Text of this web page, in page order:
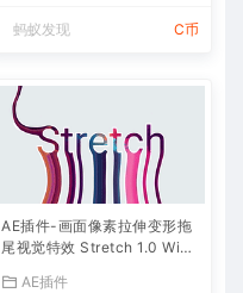
蚂蚁发现 C币
AE插件-画面像素拉伸变形拖
尾视觉特效 Stretch 1.0 Win
AE插件